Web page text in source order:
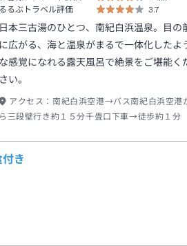
るるぶトラベル評価
3.7
日本三古湯のひとつ、南紀白浜温泉。目の
に広がる、海と温泉がまるで一体化したよ
な感覚になれる露天風呂で絶景をご堪能く
さい。
アクセス： 南紀白浜空港→バス南紀白浜空港
ら三段壁行き約１５分千畳口下車→徒歩約１分
き